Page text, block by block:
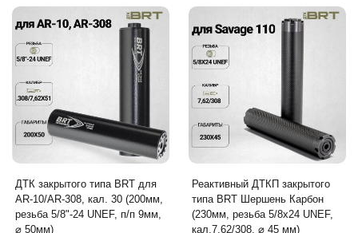
ДТК закрытого типа BRT для
AR-10/AR-308, кал. 30 (200мм,
резьба 5/8"-24 UNEF, п/п 9мм,
⌀ 50мм)
Реактивный ДТКП закрытого
типа BRT Шершень Карбон
(230мм, резьба 5/8х24 UNEF,
кал.7,62/308, ⌀ 45 мм)